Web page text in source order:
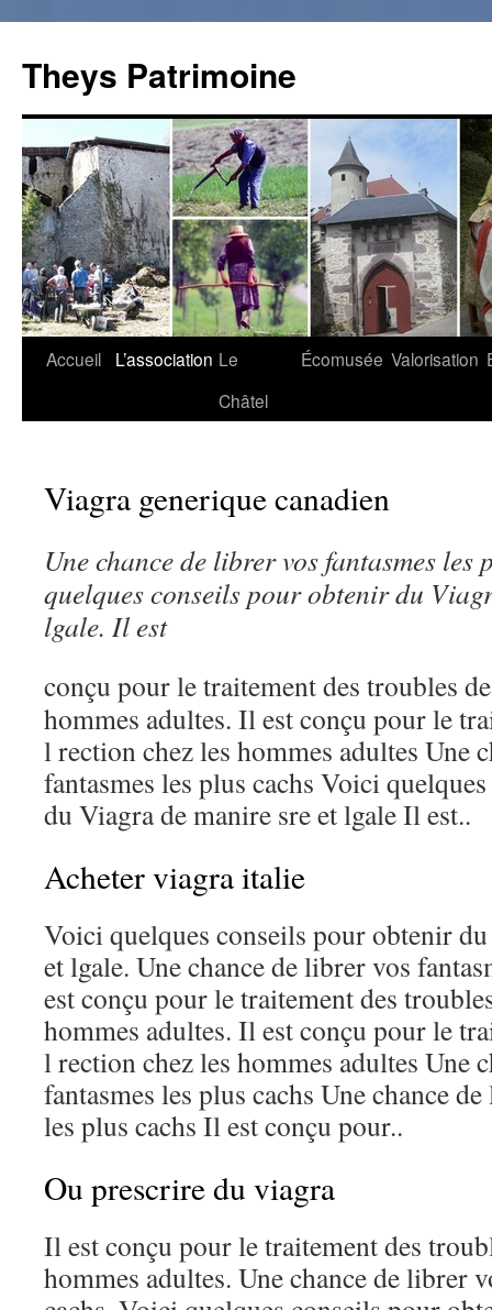
Theys Patrimoine
Aller
Accueil L’association Le
Châtel
Écomusée Valorisation
Viagra generique canadien
Unechance de librer vos fantasmes les
quelques conseils pour obtenir du
lgale. Il est
conçu pour le traitement des troubles
hommes adultes. Il est conçu pour le
l rection chez les hommes adultes Une
fantasmes les plus cachs Voici
du Viagra de manire sre et lgale Il est..
Acheter viagra italie
Voici quelques conseils pour obtenir
et lgale. Une chance de librer vos
est conçu pour le traitement des
hommes adultes. Il est conçu pour le
l rection chez les hommes adultes Une
fantasmes les plus cachs Une chance
les plus cachs Il est conçu pour..
Ou prescrire du viagra
Il est conçu pour le traitement des
hommes adultes. Une chance de librer